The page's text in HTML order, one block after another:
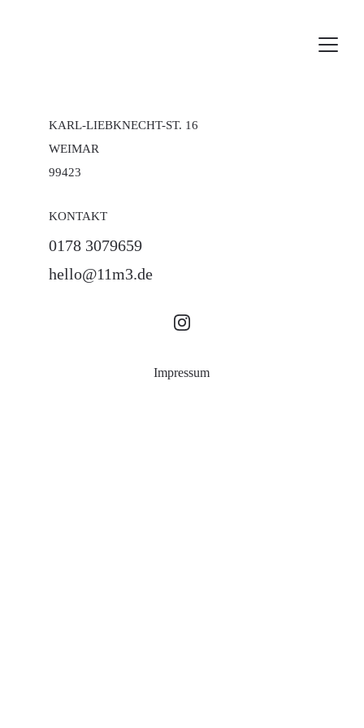
KARL-LIEBKNECHT-ST. 16
WEIMAR
99423
KONTAKT
0178 3079659
hello@11m3.de
Impressum